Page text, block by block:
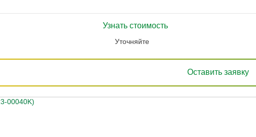
Узнать стоимость
Уточняйте
Оставить заявку